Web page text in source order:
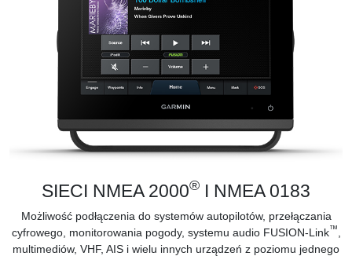
SIECI NMEA 2000® I NMEA 0183
Możliwość podłączenia do systemów autopilotów, przełączania
cyfrowego, monitorowania pogody, systemu audio FUSION-Link™
multimediów, VHF, AIS i wielu innych urządzeń z poziomu jednego